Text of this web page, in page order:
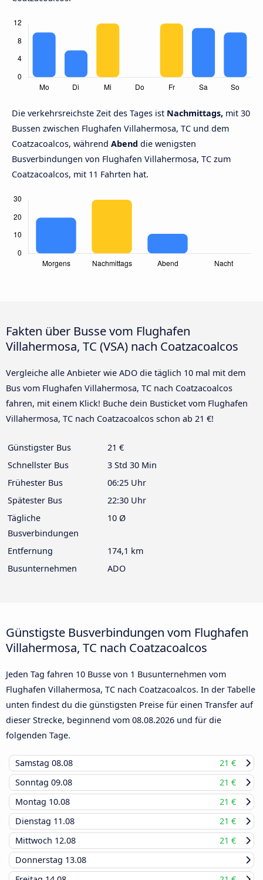
Die verkehrsreichste Zeit des Tages ist Nachmittags, mit 30
Bussen zwischen Flughafen Villahermosa, TC und dem
Coatzacoalcos, während Abend die wenigsten
Busverbindungen von Flughafen Villahermosa, TC zum
Coatzacoalcos, mit 11 Fahrten hat.
Fakten über Busse vom Flughafen
Villahermosa, TC (VSA) nach Coatzacoalcos
Vergleiche alle Anbieter wie ADO die täglich 10 mal mit dem
Bus vom Flughafen Villahermosa, TC nach Coatzacoalcos
fahren, mit einem Klick! Buche dein Busticket vom Flughafen
Villahermosa, TC nach Coatzacoalcos schon ab 21 €!
Günstigster Bus
21 €
Schnellster Bus
3 Std 30 Min
Frühester Bus
06:25 Uhr
Spätester Bus
22:30 Uhr
Tägliche
Busverbindungen
10 Ø
Entfernung
174,1 km
Busunternehmen
ADO
Günstigste Busverbindungen vom Flughafen
Villahermosa, TC nach Coatzacoalcos
Jeden Tag fahren 10 Busse von 1 Busunternehmen vom
Flughafen Villahermosa, TC nach Coatzacoalcos. In der Tabelle
unten findest du die günstigsten Preise für einen Transfer auf
dieser Strecke, beginnend vom 08.08.2026 und für die
folgenden Tage.
Samstag 08.08
21 €
Sonntag 09.08
21 €
Montag 10.08
21 €
Dienstag 11.08
21 €
Mittwoch 12.08
21 €
Donnerstag 13.08